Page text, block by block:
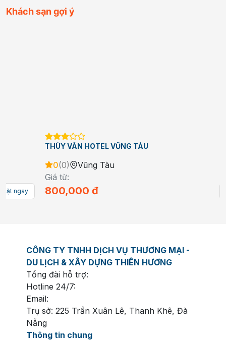
Khách sạn gợi ý
THÙY VÂN HOTEL VŨNG TÀU
Vũng Tàu
800,000đ
CÔNG TY TNHH DỊCH VỤ THƯƠNG MẠI -
DU LỊCH & XÂY DỰNG THIÊN HƯƠNG
Tổng đài hỗ trợ:
Hotline 24/7:
Email:
Trụ sở: 225 Trần Xuân Lê, Thanh Khê, Đà
Nẵng
Thông tin chung